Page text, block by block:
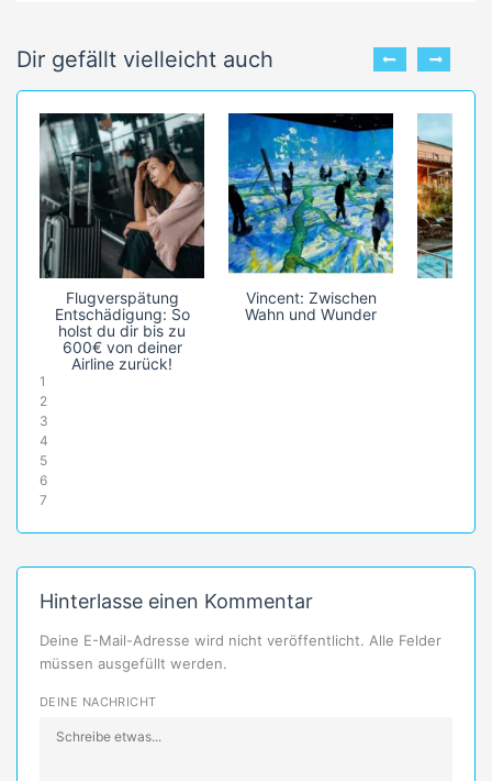
Dir gefällt vielleicht auch
Flugverspätung
Entschädigung: So
holst du dir bis zu
600€ von deiner
Airline zurück!
Vincent: Zwischen
Wahn und Wunder
1
2
3
4
5
6
7
Hinterlasse einen Kommentar
Deine E-Mail-Adresse wird nicht veröffentlicht. Alle Felder
müssen ausgefüllt werden.
DEINE NACHRICHT